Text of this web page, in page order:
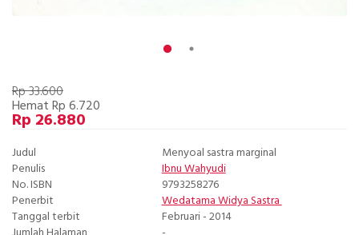
Rp 33.600
Hemat Rp 6.720
Rp 26.880
Judul
Menyoal sastra marginal
Penulis
Ibnu Wahyudi
No. ISBN
9793258276
Penerbit
Wedatama Widya Sastra
Tanggal terbit
Februari - 2014